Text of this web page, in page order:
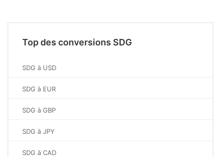
Top des conversions SDG
SDG à USD
SDG à EUR
SDG à GBP
SDG à JPY
SDG à CAD